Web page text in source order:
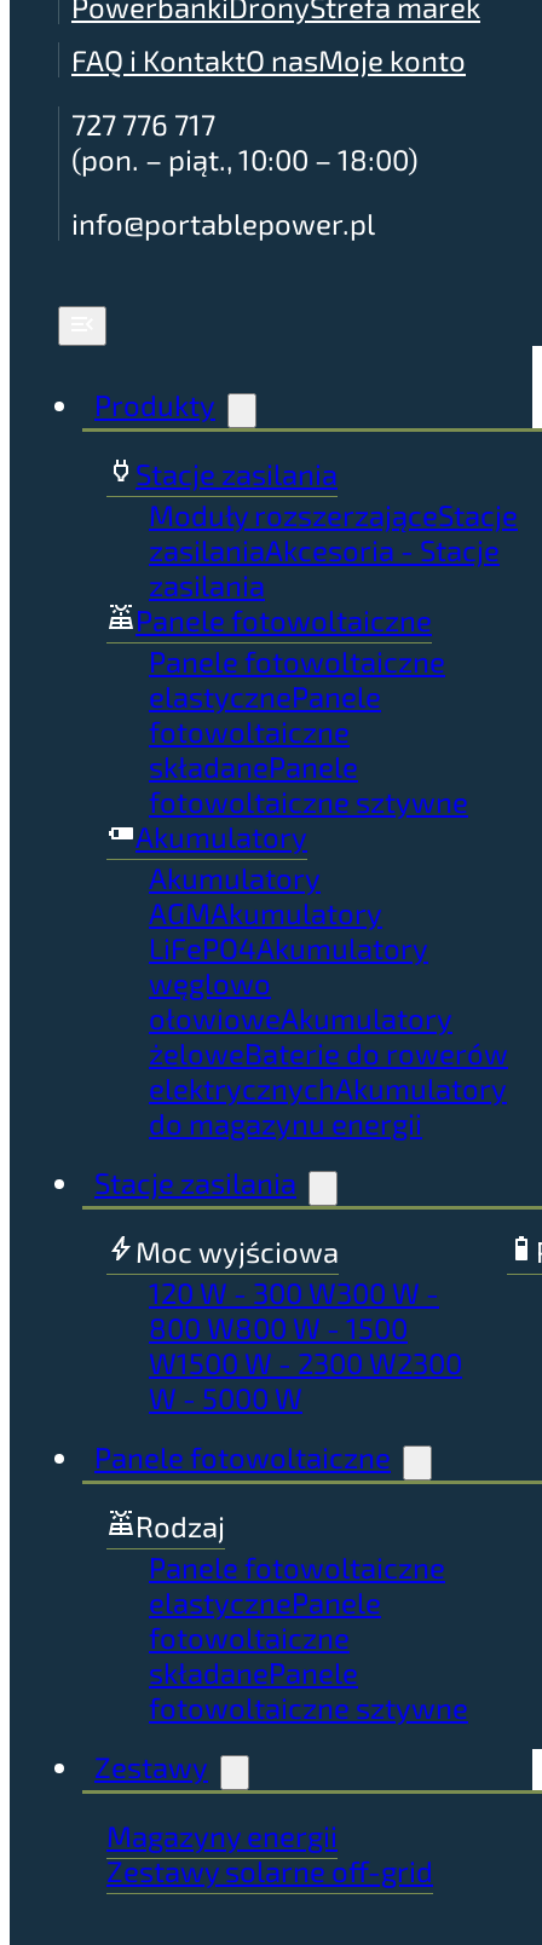
FAQ i KontaktO nasMoje konto
727 776 717
(pon. – piąt., 10:00 – 18:00)
info@portablepower.pl
Produkty
Stacje zasilania
Moduły rozszerzająceStacje
zasilaniaAkcesoria - Stacje
zasilania
Panele fotowoltaiczne
Panele fotowoltaiczne
elastycznePanele
fotowoltaiczne
składanePanele
fotowoltaiczne sztywne
Akumulatory
Akumulatory
AGMAkumulatory
LiFePO4Akumulatory
węglowo
ołowioweAkumulatory
żeloweBaterie do rowerów
elektrycznychAkumulatory
do magazynu energii
Stacje zasilania
Moc wyjściowa
120 W - 300 W300 W -
800 W800 W - 1500
W1500 W - 2300 W2300
W - 5000 W
Panele fotowoltaiczne
Rodzaj
Panele fotowoltaiczne
elastycznePanele
fotowoltaiczne
składanePanele
fotowoltaiczne sztywne
Zestawy
Magazyny energii
Zestawy solarne off-grid